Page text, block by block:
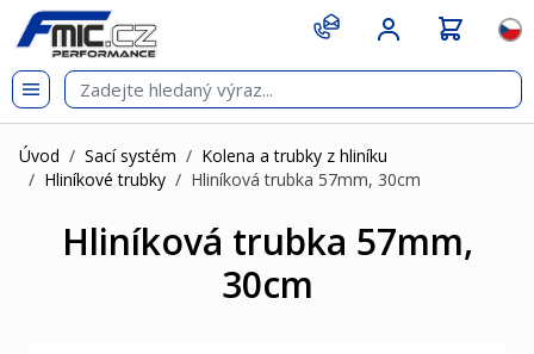
Přejít na obsah
git s
Úvod / Sací systém / Kolena a trubky z hliníku
/ Hliníkové trubky / Hliníková trubka 57mm, 30cm
Hliníková trubka 57mm,
30cm